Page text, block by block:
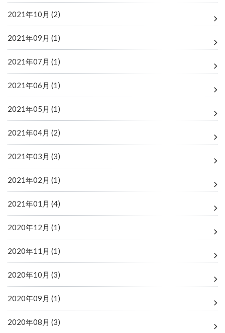
2021年10月 (2)
2021年09月 (1)
2021年07月 (1)
2021年06月 (1)
2021年05月 (1)
2021年04月 (2)
2021年03月 (3)
2021年02月 (1)
2021年01月 (4)
2020年12月 (1)
2020年11月 (1)
2020年10月 (3)
2020年09月 (1)
2020年08月 (3)